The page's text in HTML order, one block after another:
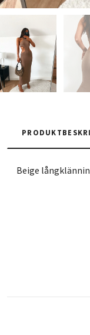
Beige